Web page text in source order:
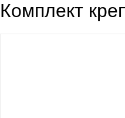
Комплект